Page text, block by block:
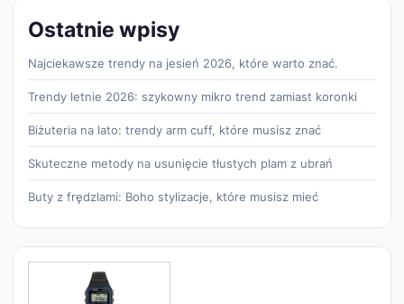
Ostatnie wpisy
Najciekawsze trendy na jesień 2026, które warto znać.
Trendy letnie 2026: szykowny mikro trend zamiast koronki
Biżuteria na lato: trendy arm cuff, które musisz znać
Skuteczne metody na usunięcie tłustych plam z ubrań
Buty z frędzlami: Boho stylizacje, które musisz mieć